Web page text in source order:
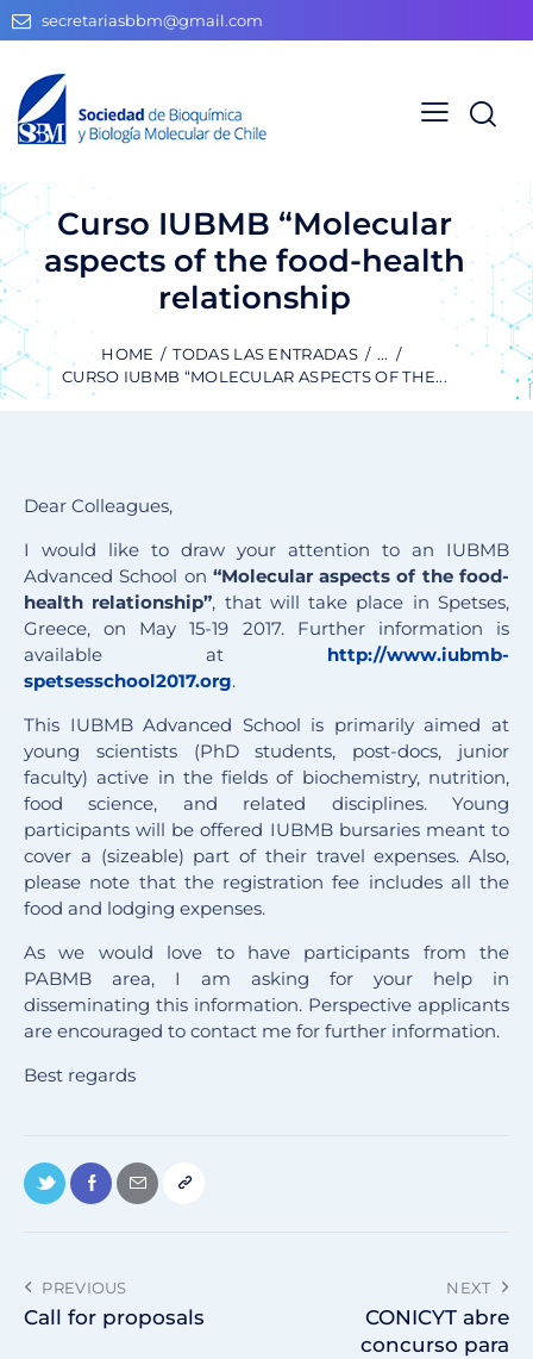
secretariasbbm@gmail.com
Curso IUBMB “Molecular
aspects of the food-health
relationship
HOME TODAS LAS ENTRADAS
...
CURSO IUBMB “MOLECULAR ASPECTS OF THE...
Dear Colleagues,
I would like to draw your attention to an IUBMB
Advanced School on “Molecular aspects of the food-
health relationship”, that will take place in Spetses,
Greece, on May 15-19 2017. Further information is
available at http://www.iubmb-
spetsesschool2017.org.
This IUBMB Advanced School is primarily aimed at
young scientists (PhD students, post-docs, junior
faculty) active in the fields of biochemistry, nutrition,
food science, and related disciplines. Young
participants will be offered IUBMB bursaries meant to
cover a (sizeable) part of their travel expenses. Also,
please note that the registration fee includes all the
food and lodging expenses.
As we would love to have participants from the
PABMB area, I am asking for your help in
disseminating this information. Perspective applicants
are encouraged to contact me for further information.
Best regards
PREVIOUS
Call for proposals
NEXT
CONICYT abre
concurso para